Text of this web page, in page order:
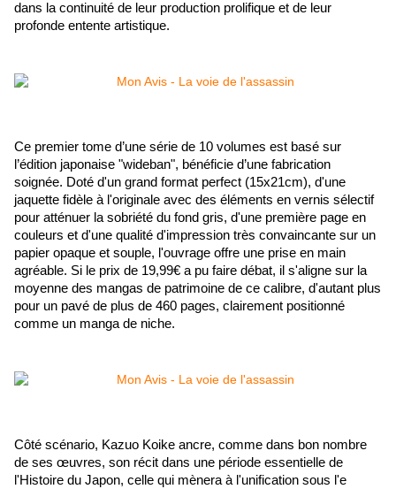
dans la continuité de leur production prolifique et de leur
profonde entente artistique.
Ce premier tome d’une série de 10 volumes est basé sur
l’édition japonaise "wideban", bénéficie d’une fabrication
soignée. Doté d'un grand format perfect (15x21cm), d'une
jaquette fidèle à l'originale avec des éléments en vernis sélectif
pour atténuer la sobriété du fond gris, d'une première page en
couleurs et d'une qualité d'impression très convaincante sur un
papier opaque et souple, l'ouvrage offre une prise en main
agréable. Si le prix de 19,99€ a pu faire débat, il s'aligne sur la
moyenne des mangas de patrimoine de ce calibre, d'autant plus
pour un pavé de plus de 460 pages, clairement positionné
comme un manga de niche.
Côté scénario, Kazuo Koike ancre, comme dans bon nombre
de ses œuvres, son récit dans une période essentielle de
l'Histoire du Japon, celle qui mènera à l'unification sous l'e